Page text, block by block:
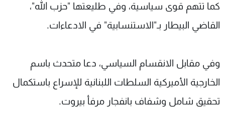
كما تتهم قوى سياسية، وفي طليعتها "حزب الله"،
القاضي البيطار بـ"الاستنسابية" في الادعاءات.
وفي مقابل الانقسام السياسي، دعا متحدث باسم
الخارجية الأميركية السلطات اللبنانية للإسراع باستكمال
تحقيق شامل وشفاف بانفجار مرفأ بيروت.